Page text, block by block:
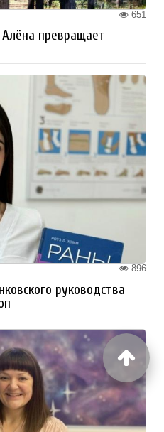
651
Алёна превращает
896
руководства